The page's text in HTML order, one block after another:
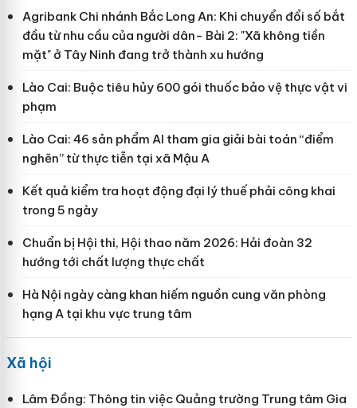
Agribank Chi nhánh Bắc Long An: Khi chuyển đổi số bắt
đầu từ nhu cầu của người dân- Bài 2: "Xã không tiền
mặt" ở Tây Ninh đang trở thành xu hướng
Lào Cai: Buộc tiêu hủy 600 gói thuốc bảo vệ thực vật vi
phạm
Lào Cai: 46 sản phẩm AI tham gia giải bài toán “điểm
nghẽn” từ thực tiễn tại xã Mậu A
Kết quả kiểm tra hoạt động đại lý thuế phải công khai
trong 5 ngày
Chuẩn bị Hội thi, Hội thao năm 2026: Hải đoàn 32
hướng tới chất lượng thực chất
Hà Nội ngày càng khan hiếm nguồn cung văn phòng
hạng A tại khu vực trung tâm
Xã hội
Lâm Đồng: Thông tin việc Quảng trường Trung tâm Gia